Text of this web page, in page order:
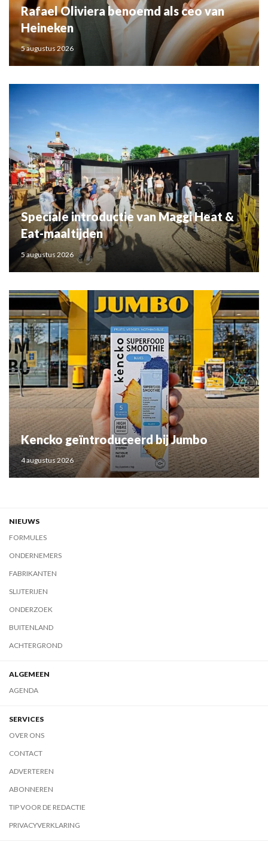
Rafael Oliviera benoemd als ceo van
Heineken
5 augustus 2026
Speciale introductie van Maggi Heat &
Eat-maaltijden
5 augustus 2026
Kencko geïntroduceerd bij Jumbo
4 augustus 2026
NIEUWS
FORMULES
ONDERNEMERS
FABRIKANTEN
SLIJTERIJEN
ONDERZOEK
BUITENLAND
ACHTERGROND
ALGEMEEN
AGENDA
SERVICES
OVER ONS
CONTACT
ADVERTEREN
ABONNEREN
TIP VOOR DE REDACTIE
PRIVACYVERKLARING